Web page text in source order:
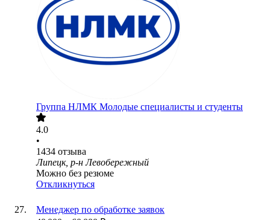
Группа НЛМК Молодые специалисты и студенты
4.0
•
1434 отзыва
Липецк, р-н Левобережный
Можно без резюме
Откликнуться
Менеджер по обработке заявок